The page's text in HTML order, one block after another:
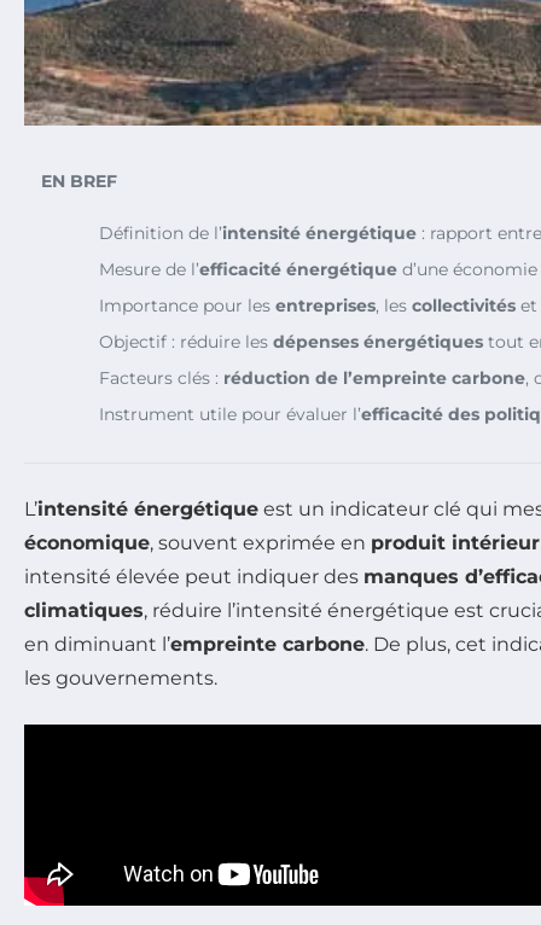
EN BREF
Définition de l’intensité énergétique : rapport
Mesure de l’efficacité énergétique d’une
Importance pour les entreprises, les collectivités
Objectif : réduire les dépenses énergétiques tout
Facteurs clés : réduction de l’empreinte carbone,
Instrument utile pour évaluer l’efficacité des
L’intensité énergétique est un indicateur clé qui
économique, souvent exprimée en produit
intensité élevée peut indiquer des manques
climatiques, réduire l’intensité énergétique est
en diminuant l’empreinte carbone. De plus, cet
les gouvernements.